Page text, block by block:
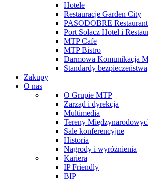
Hotele
Restauracje Garden City
PASODOBRE
Port Sołacz Hotel i
MTP Cafe
MTP Bistro
Darmowa Komunikacja
Standardy bezpieczeństwa
Zakupy
O nas
O Grupie MTP
Zarząd i dyrekcja
Multimedia
Tereny
Sale konferencyjne
Historia
Nagrody i wyróżnienia
Kariera
IP Friendly
BIP